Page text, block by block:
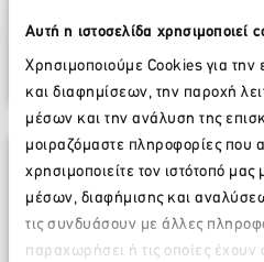
Αυτή η ιστοσελίδα χρησιμοποιεί
Χρησιμοποιούμε Cookies για την
και διαφημίσεων, την παροχή
μέσων και την ανάλυση της
μοιραζόμαστε πληροφορίες που
χρησιμοποιείτε τον ιστότοπό
μέσων, διαφήμισης και
τις συνδυάσουν με άλλες
παραχωρήσει ή τις οποίες έχουν
1 Ιουλίου 2026
Περισσότερα